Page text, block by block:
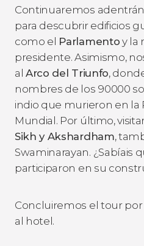
Continuaremos
para descubrir edificios
como el Parlamento y la
presidente. Asimismo,
alArco del Triunfo,
nombres de los 90000
indio que murieron en la
Mundial. Por último,
Sikh y Akshardham,
Swaminarayan. ¿Sabíais
participaron en su
Concluiremos el tour
al hotel.